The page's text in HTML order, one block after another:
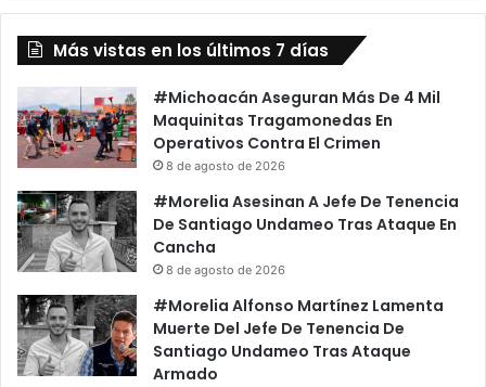
Más vistas en los últimos 7 días
#Michoacán Aseguran Más De 4 Mil
Maquinitas Tragamonedas En
Operativos Contra El Crimen
8 de agosto de 2026
#Morelia Asesinan A Jefe De Tenencia
De Santiago Undameo Tras Ataque En
Cancha
8 de agosto de 2026
#Morelia Alfonso Martínez Lamenta
Muerte Del Jefe De Tenencia De
Santiago Undameo Tras Ataque
Armado